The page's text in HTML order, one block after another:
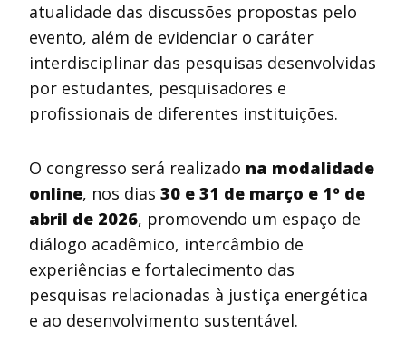
atualidade das discussões propostas pelo
evento, além de evidenciar o caráter
interdisciplinar das pesquisas desenvolvidas
por estudantes, pesquisadores e
profissionais de diferentes instituições.
O congresso será realizado na modalidade
online, nos dias30 e 31 de março e 1º de
abril de 2026, promovendo um espaço de
diálogo acadêmico, intercâmbio de
experiências e fortalecimento das
pesquisas relacionadas à justiça energética
e ao desenvolvimento sustentável.